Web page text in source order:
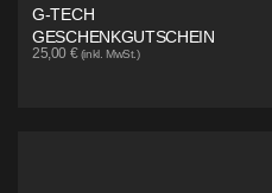
G-TECH
GESCHENKGUTSCHEIN
25,00 € (inkl. MwSt.)